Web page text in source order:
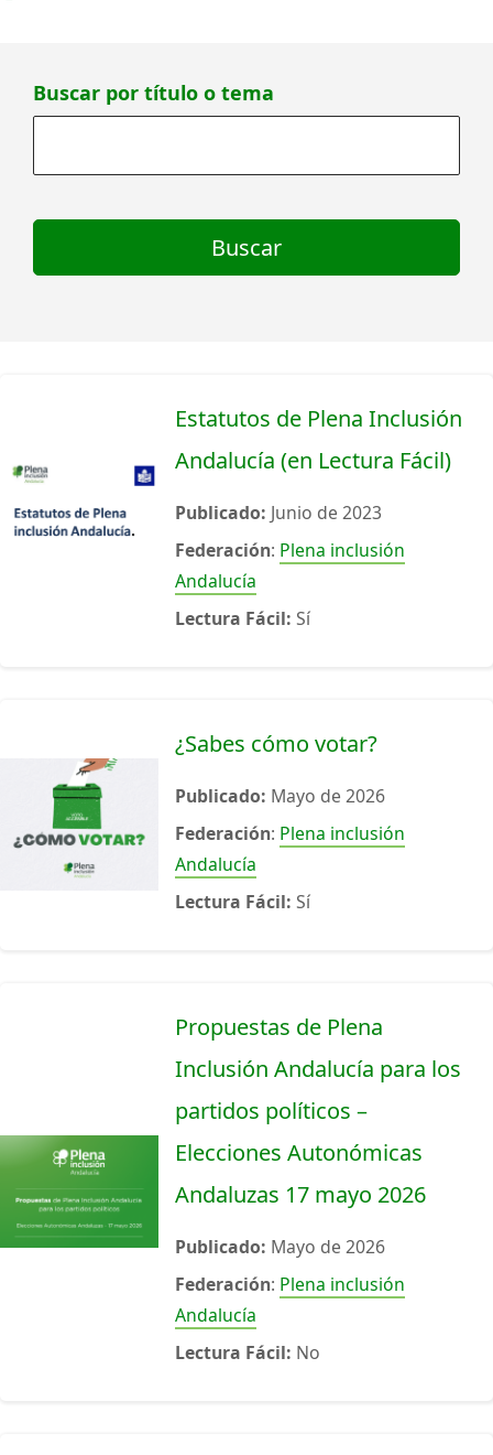
Buscar por título o tema
Estatutos de Plena Inclusión
Andalucía (en Lectura Fácil)
Publicado: Junio de 2023
Federación: Plena inclusión
Andalucía
Lectura Fácil: Sí
¿Sabes cómo votar?
Publicado: Mayo de 2026
Federación: Plena inclusión
Andalucía
Lectura Fácil: Sí
Propuestas de Plena
Inclusión Andalucía para los
partidos políticos –
Elecciones Autonómicas
Andaluzas 17 mayo 2026
Publicado: Mayo de 2026
Federación: Plena inclusión
Andalucía
Lectura Fácil: No